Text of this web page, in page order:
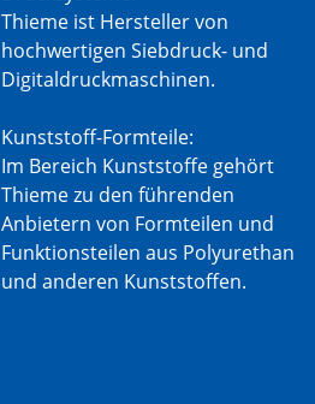
Thieme ist Hersteller von
hochwertigen Siebdruck- und
Digitaldruckmaschinen.
Kunststoff-Formteile:
Im Bereich Kunststoffe gehört
Thieme zu den führenden
Anbietern von Formteilen und
Funktionsteilen aus Polyurethan
und anderen Kunststoffen.